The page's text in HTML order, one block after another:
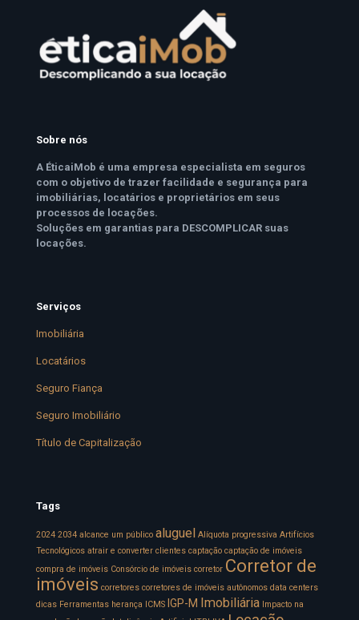
Sobre nós
A ÉticaiMob é uma empresa especialista em seguros
com o objetivo de trazer facilidade e segurança para
imobiliárias, locatários e proprietários em seus
processos de locações.
Soluções em garantias para DESCOMPLICAR suas
locações.
Serviços
Imobiliária
Locatários
Seguro Fiança
Seguro Imobiliário
Título de Capitalização
Tags
2024 2034 alcance um público aluguel Alíquota progressiva Artifícios
Tecnológicos atrair e converter clientes captação captação de imóveis
compra de imóveis Consórcio de imóveis corretor Corretor de
imóveis corretores corretores de imóveis autônomos data centers
dicas Ferramentas herança ICMS IGP-M Imobiliária Impacto na